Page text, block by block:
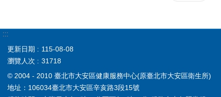
:::
更新日期
115-08-08
瀏覽人次
31718
© 2004 - 2010 臺北市大安區健康服務中心(原臺北市大安區衛生所)
地址：106034臺北市大安區辛亥路3段15號